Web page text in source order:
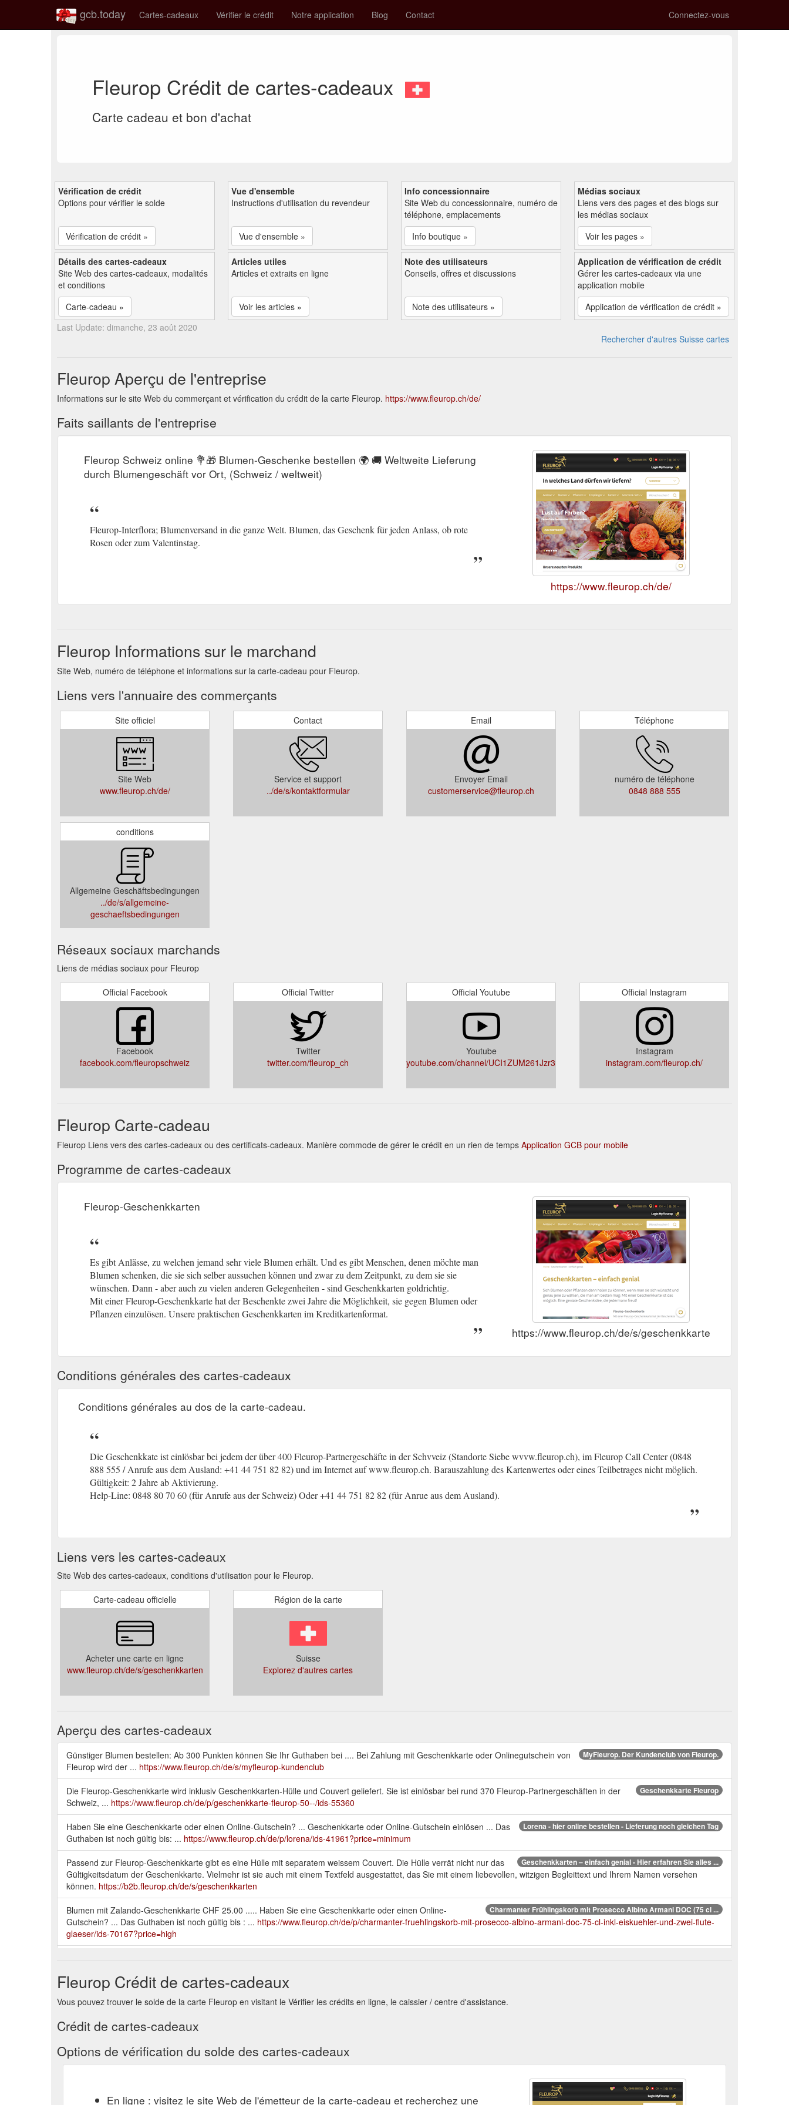
gcb.today Cartes-cadeaux Vérifier le crédit Notre application Blog Contact Connectez-vous
Fleurop Crédit de cartes-cadeaux
Carte cadeau et bon d'achat
Vérification de crédit
Options pour vérifier le solde
Vérification de crédit »
Vue d'ensemble
Instructions d'utilisation du revendeur
Vue d'ensemble »
Info concessionnaire
Site Web du concessionnaire, numéro de
téléphone, emplacements
Info boutique »
Médias sociaux
Liens vers des pages et des blogs sur
les médias sociaux
Voir les pages »
Détails des cartes-cadeaux
Site Web des cartes-cadeaux, modalités
et conditions
Carte-cadeau »
Articles utiles
Articles et extraits en ligne
Voir les articles »
Note des utilisateurs
Conseils, offres et discussions
Note des utilisateurs »
Application de vérification de crédit
Gérer les cartes-cadeaux via une
application mobile
Application de vérification de crédit »
Last Update: dimanche, 23 août 2020
Rechercher d'autres Suisse cartes
Fleurop Aperçu de l'entreprise
Informations sur le site Web du commerçant et vérification du crédit de la carte Fleurop. https://www.fleurop.ch/de/
Faits saillants de l'entreprise
Fleurop Schweiz online 💐🎁 Blumen-Geschenke bestellen 🌍 🚚 Weltweite Lieferung
durch Blumengeschäft vor Ort, (Schweiz / weltweit)
Fleurop-Interflora; Blumenversand in die ganze Welt. Blumen, das Geschenk für jeden Anlass, ob rote
Rosen oder zum Valentinstag.
https://www.fleurop.ch/de/
Fleurop Informations sur le marchand
Site Web, numéro de téléphone et informations sur la carte-cadeau pour Fleurop.
Liens vers l'annuaire des commerçants
Site officiel
Site Web
www.fleurop.ch/de/
Contact
Service et support
../de/s/kontaktformular
Email
Envoyer Email
customerservice@fleurop.ch
Téléphone
numéro de téléphone
0848 888 555
conditions
Allgemeine Geschäftsbedingungen
../de/s/allgemeine-
geschaeftsbedingungen
Réseaux sociaux marchands
Liens de médias sociaux pour Fleurop
Official Facebook
Facebook
facebook.com/fleuropschweiz
Official Twitter
Twitter
twitter.com/fleurop_ch
Official Youtube
Youtube
youtube.com/channel/UCI1ZUM261Jzr3n6F3MiKXXQ
Official Instagram
Instagram
instagram.com/fleurop.ch/
Fleurop Carte-cadeau
Fleurop Liens vers des cartes-cadeaux ou des certificats-cadeaux. Manière commode de gérer le crédit en un rien de temps Application GCB pour mobile
Programme de cartes-cadeaux
Fleurop-Geschenkkarten
Es gibt Anlässe, zu welchen jemand sehr viele Blumen erhält. Und es gibt Menschen, denen möchte man
Blumen schenken, die sie sich selber aussuchen können und zwar zu dem Zeitpunkt, zu dem sie sie
wünschen. Dann - aber auch zu vielen anderen Gelegenheiten - sind Geschenkkarten goldrichtig.
Mit einer Fleurop-Geschenkkarte hat der Beschenkte zwei Jahre die Möglichkeit, sie gegen Blumen oder
Pflanzen einzulösen. Unsere praktischen Geschenkkarten im Kreditkartenformat.
https://www.fleurop.ch/de/s/geschenkkarten
Conditions générales des cartes-cadeaux
Conditions générales au dos de la carte-cadeau.
Die Geschenkkate ist einlösbar bei jedem der über 400 Fleurop-Partnergeschäfte in der Schvveiz (Standorte Siebe wvvw.fleurop.ch), im Fleurop Call Center (0848
888 555 / Anrufe aus dem Ausland: +41 44 751 82 82) und im Internet auf www.fleurop.ch. Barauszahlung des Kartenwertes oder eines Teilbetrages nicht möglich.
Gültigkeit: 2 Jahre ab Aktivierung.
Help-Line: 0848 80 70 60 (für Anrufe aus der Schweiz) Oder +41 44 751 82 82 (für Anrue aus dem Ausland).
Liens vers les cartes-cadeaux
Site Web des cartes-cadeaux, conditions d'utilisation pour le Fleurop.
Carte-cadeau officielle
Acheter une carte en ligne
www.fleurop.ch/de/s/geschenkkarten
Région de la carte
Suisse
Explorez d'autres cartes
Aperçu des cartes-cadeaux
MyFleurop. Der Kundenclub von Fleurop.
Günstiger Blumen bestellen: Ab 300 Punkten können Sie Ihr Guthaben bei .... Bei Zahlung mit Geschenkkarte oder Onlinegutschein von
Fleurop wird der ... https://www.fleurop.ch/de/s/myfleurop-kundenclub
Geschenkkarte Fleurop
Die Fleurop-Geschenkkarte wird inklusiv Geschenkkarten-Hülle und Couvert geliefert. Sie ist einlösbar bei rund 370 Fleurop-Partnergeschäften in der
Schweiz, ... https://www.fleurop.ch/de/p/geschenkkarte-fleurop-50--/ids-55360
Lorena - hier online bestellen - Lieferung noch gleichen Tag
Haben Sie eine Geschenkkarte oder einen Online-Gutschein? ... Geschenkkarte oder Online-Gutschein einlösen ... Das
Guthaben ist noch gültig bis: ... https://www.fleurop.ch/de/p/lorena/ids-41961?price=minimum
Geschenkkarten – einfach genial - Hier erfahren Sie alles ...
Passend zur Fleurop-Geschenkkarte gibt es eine Hülle mit separatem weissem Couvert. Die Hülle verrät nicht nur das
Gültigkeitsdatum der Geschenkkarte. Vielmehr ist sie auch mit einem Textfeld ausgestattet, das Sie mit einem liebevollen, witzigen Begleittext und Ihrem Namen versehen
können. https://b2b.fleurop.ch/de/s/geschenkkarten
Charmanter Frühlingskorb mit Prosecco Albino Armani DOC (75 cl ...
Blumen mit Zalando-Geschenkkarte CHF 25.00 ..... Haben Sie eine Geschenkkarte oder einen Online-
Gutschein? ... Das Guthaben ist noch gültig bis : ... https://www.fleurop.ch/de/p/charmanter-fruehlingskorb-mit-prosecco-albino-armani-doc-75-cl-inkl-eiskuehler-und-zwei-flute-
glaeser/ids-70167?price=high
einlösbar.https://www.fleurop.ch/de/s/pdf-gutscheine-zum-ausdrucken
Gutschein in Box Bei diesem Tipp wird der Gutschein nicht nur einfach in eine liebevoll ausgesuchte Box gesteckt.
möchten, wird Sie dieser Dekotipp begeistern.
Geschenkkarte Fleurop. Die Fleurop-Geschenkkarte wird inklusiv Geschenkkarten-Hülle und Couvert geliefert. Sie ist
einlösbar bei rund 350 Fleurop-Partnergeschäften in der Schweiz, im Fleurop Call Center für telefonische Bestellungen und im Internet auf www.fleurop.ch. Die Geschenkkarte
Geschenkgutschein (PDF) Blumen - Lieferung noch am ...
Geschenkgutschein (PDF) Blumen schicken - persönlich überbracht vom Floristen - Lieferung weltweit noch heute
Fleurop Crédit de cartes-cadeaux
Vous pouvez trouver le solde de la carte Fleurop en visitant le Vérifier les crédits en ligne, le caissier / centre d'assistance.
Crédit de cartes-cadeaux
Options de vérification du solde des cartes-cadeaux
En ligne : visitez le site Web de l'émetteur de la carte-cadeau et recherchez une